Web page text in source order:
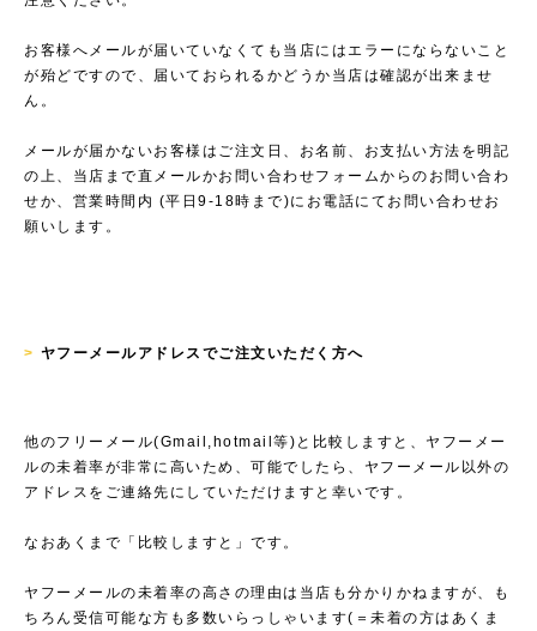
お客様へメールが届いていなくても当店にはエラーにならないこと
が殆どですので、届いておられるかどうか当店は確認が出来ませ
ん。
メールが届かないお客様はご注文日、お名前、お支払い方法を明記
の上、当店まで直メールかお問い合わせフォームからのお問い合わ
せか、営業時間内 (平日9-18時まで)にお電話にてお問い合わせお
願いします。
> ヤフーメールアドレスでご注文いただく方へ
他のフリーメール(Gmail,hotmail等)と比較しますと、ヤフーメー
ルの未着率が非常に高いため、可能でしたら、ヤフーメール以外の
アドレスをご連絡先にしていただけますと幸いです。
なおあくまで「比較しますと」です。
ヤフーメールの未着率の高さの理由は当店も分かりかねますが、も
ちろん受信可能な方も多数いらっしゃいます(＝未着の方はあくま